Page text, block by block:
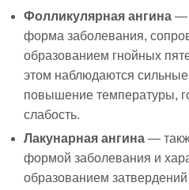
Фолликулярная ангина —
форма заболевания,
образованием гнойных
этом наблюдаются
повышение температуры,
слабость.
Лакунарная ангина —
формой заболевания и
образованием